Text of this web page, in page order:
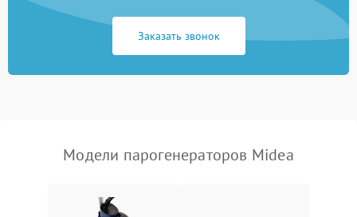
1500 ₽ Подробнее →
Не подает пар 1800 ₽ Подробнее →
Заказать звонок
Модели парогенераторов Midea